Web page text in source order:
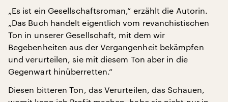
„Es ist ein Gesellschaftsroman,“ erzählt die Autorin.
„Das Buch handelt eigentlich vom revanchistischen
Ton in unserer Gesellschaft, mit dem wir
Begebenheiten aus der Vergangenheit bekämpfen
und verurteilen, sie mit diesem Ton aber in die
Gegenwart hinüberretten.“
Diesen bitteren Ton, das Verurteilen, das Schauen,